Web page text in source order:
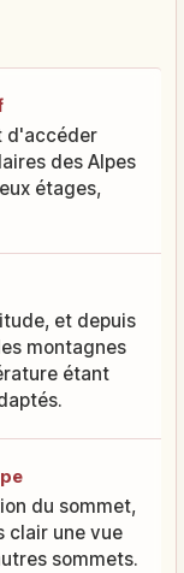
d'accéder
des Alpes
étages,
et depuis
montagnes
étant
du sommet,
clair une vue
sommets.